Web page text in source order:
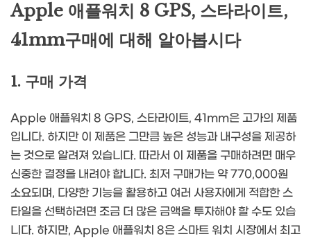
Apple 애플워치 8 GPS, 스타라이트,
41mm구매에 대해 알아봅시다
1. 구매 가격
Apple 애플워치 8 GPS, 스타라이트, 41mm은 고가의 제품
입니다. 하지만 이 제품은 그만큼 높은 성능과 내구성을 제공하
는 것으로 알려져 있습니다. 따라서 이 제품을 구매하려면 매우
신중한 결정을 내려야 합니다. 최저 구매가는 약 770,000원
소요되며, 다양한 기능을 활용하고 여러 사용자에게 적합한 스
타일을 선택하려면 조금 더 많은 금액을 투자해야 할 수도 있습
니다. 하지만, Apple 애플워치 8은 스마트 워치 시장에서 최고